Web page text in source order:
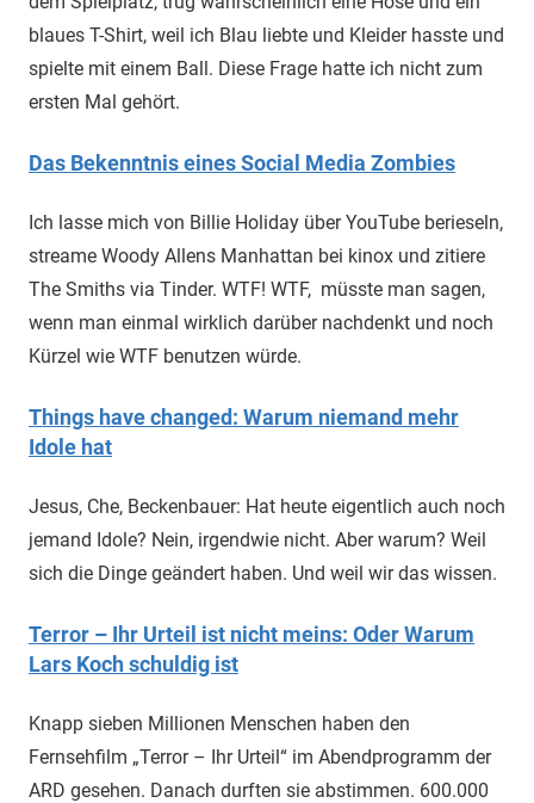
blaues T-Shirt, weil ich Blau liebte und Kleider hasste und
spielte mit einem Ball. Diese Frage hatte ich nicht zum
ersten Mal gehört.
Das Bekenntnis eines Social Media Zombies
Ich lasse mich von Billie Holiday über YouTube berieseln,
streame Woody Allens Manhattan bei kinox und zitiere
The Smiths via Tinder. WTF! WTF, müsste man sagen,
wenn man einmal wirklich darüber nachdenkt und noch
Kürzel wie WTF benutzen würde.
Things have changed: Warum niemand mehr
Idole hat
Jesus, Che, Beckenbauer: Hat heute eigentlich auch noch
jemand Idole? Nein, irgendwie nicht. Aber warum? Weil
sich die Dinge geändert haben. Und weil wir das wissen.
Terror – Ihr Urteil ist nicht meins: Oder Warum
Lars Koch schuldig ist
Knapp sieben Millionen Menschen haben den
Fernsehfilm „Terror – Ihr Urteil“ im Abendprogramm der
ARD gesehen. Danach durften sie abstimmen. 600.000